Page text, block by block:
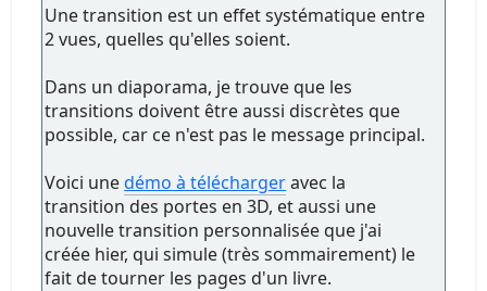
Une transition est un effet systématique entre
2 vues, quelles qu'elles soient.
Dans un diaporama, je trouve que les
transitions doivent être aussi discrètes que
possible, car ce n'est pas le message principal.
Voici unedémo à téléchargeravec la
transition des portes en 3D, et aussi une
nouvelle transition personnalisée que j'ai
créée hier, qui simule (très sommairement) le
fait de tourner les pages d'un livre.